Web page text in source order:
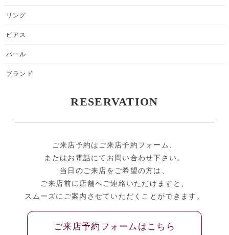
リング
ピアス
パール
ブランド
RESERVATION
ご来店予約はご来店予約フォーム、
またはお電話にてお問い合わせ下さい。
当日のご来店をご希望の方は、
ご来店前に店舗へご連絡いただけますと、
スムーズにご案内させていただくことができます。
ご来店予約フォームはこちら